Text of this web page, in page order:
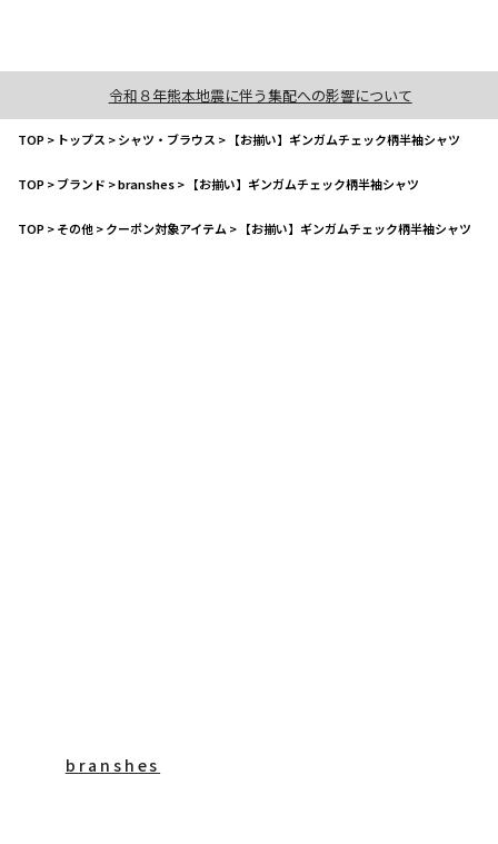
令和８年熊本地震に伴う集配への影響について
TOP> トップス >シャツ・ブラウス > 【お揃い】ギンガムチェック柄半袖シャツ
TOP>ブランド >branshes> 【お揃い】ギンガムチェック柄半袖シャツ
TOP>その他>クーポン対象アイテム > 【お揃い】ギンガムチェック柄半袖シャツ
branshes